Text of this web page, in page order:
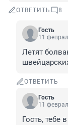
ОТВЕТИТЬ 8
Гость
11
Летят
ОТВЕТИТЬ
Гость
11
Гость, тебе